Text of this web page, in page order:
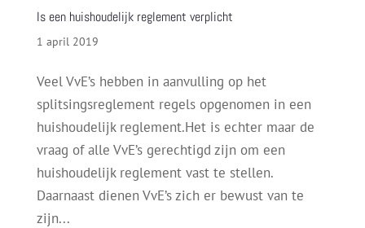
Is een huishoudelijk reglement verplicht
1 april 2019
Veel VvE’s hebben in aanvulling op het
splitsingsreglement regels opgenomen in een
huishoudelijk reglement.Het is echter maar de
vraag of alle VvE’s gerechtigd zijn om een
huishoudelijk reglement vast te stellen.
Daarnaast dienen VvE’s zich er bewust van te
zijn...